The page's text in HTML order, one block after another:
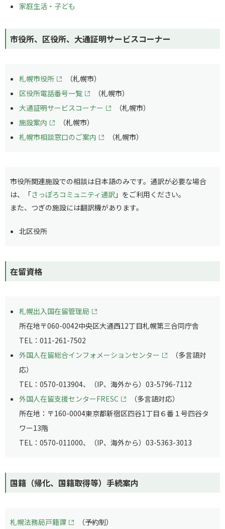
家庭生活・子ども
市役所、区役所、大通証明サービスコーナー
札幌市役所
（札幌市）
区役所電話番号一覧
（札幌市）
大通証明サービスコーナー
（札幌市）
施設案内
（札幌市）
札幌市相談窓口のご案内
（札幌市）
市役所関連施設での相談は日本語のみです。通訳が必要な場合
は、「さっぽろコミュニティ通訳 」をご利用ください。
また、つぎの施設には翻訳機があります。
北区役所
在留資格
札幌出入国在留管理局
所在地〒060-0042中央区大通西12丁目札幌第三合同庁舎
TEL：011-261-7502
外国人在留総合インフォメーションセンター
（多言語対
応）
TEL：0570-013904、（IP、海外から）03-5796-7112
外国人在留支援センターFRESC
（多言語対応）
所在地：〒160-0004東京都新宿区四谷1丁目６番１号四谷タ
ワー13階
TEL：0570-011000、（IP、海外から）03-5363-3013
国籍（帰化、国籍取得等）手続案内
札幌法務局戸籍課
（予約制）